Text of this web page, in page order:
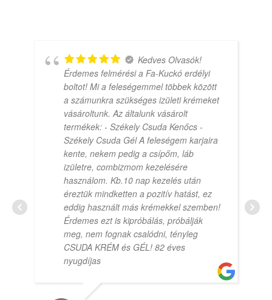
Kedves Olvasók!
Érdemes felmérési a Fa-Kuckó erdélyi
boltot! Mi a feleségemmel többek között
a számunkra szükséges izületi krémeket
vásároltunk. Az általunk vásárolt
termékek: - Székely Csuda Kenőcs -
Székely Csuda Gél A feleségem karjaira
kente, nekem pedig a csípőm, láb
izületre, combizmom kezelésére
használom. Kb.10 nap kezelés után
éreztük mindketten a pozitív hatást, ez
eddig használt más krémekkel szemben!
Érdemes ezt is kipróbálás, próbálják
meg, nem fognak csalódni, tényleg
CSUDA KRÉM és GÉL! 82 éves
nyugdíjas